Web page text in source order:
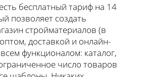
бесплатный тариф на 14
позволяет создать
стройматериалов (в
доставкой и онлайн-
функционалом: каталог,
число товаров